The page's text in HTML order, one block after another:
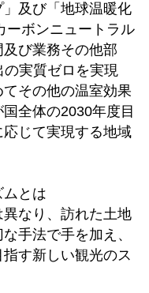
及び「地球温暖化
ーボンニュートラル
び業務その他部
の実質ゼロを実現
その他の温室効果
全体の2030年度目
じて実現する地域
とは
なり、訪れた土地
手法で手を加え、
す新しい観光のス